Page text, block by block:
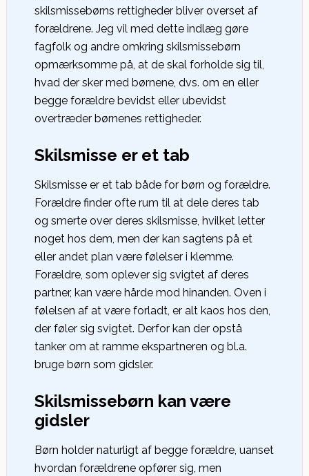
skilsmissebørns rettigheder bliver overset af
forældrene. Jeg vil med dette indlæg gøre
fagfolk og andre omkring skilsmissebørn
opmærksomme på, at de skal forholde sig til,
hvad der sker med børnene, dvs. om en eller
begge forældre bevidst eller ubevidst
overtræder børnenes rettigheder.
Skilsmisse er et tab
Skilsmisse er et tab både for børn og forældre.
Forældre finder ofte rum til at dele deres tab
og smerte over deres skilsmisse, hvilket letter
noget hos dem, men der kan sagtens på et
eller andet plan være følelser i klemme.
Forældre, som oplever sig svigtet af deres
partner, kan være hårde mod hinanden. Oven i
følelsen af at være forladt, er alt kaos hos den,
der føler sig svigtet. Derfor kan der opstå
tanker om at ramme ekspartneren og bl.a.
bruge børn som gidsler.
Skilsmissebørn kan være
gidsler
Børn holder naturligt af begge forældre, uanset
hvordan forældrene opfører sig, men